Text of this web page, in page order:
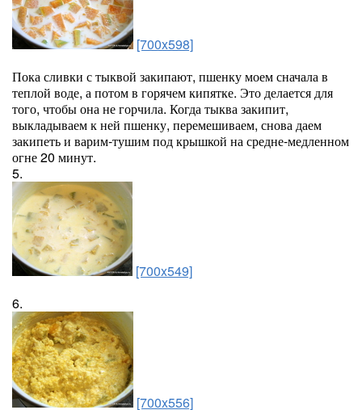
[700x598]
Пока сливки с тыквой закипают, пшенку моем сначала в
теплой воде, а потом в горячем кипятке. Это делается для
того, чтобы она не горчила. Когда тыква закипит,
выкладываем к ней пшенку, перемешиваем, снова даем
закипеть и варим-тушим под крышкой на средне-медленном
огне 20 минут.
5.
[700x549]
6.
[700x556]